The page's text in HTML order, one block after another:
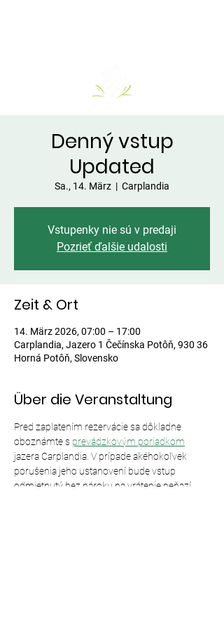
Denný vstup
Updated
Sa., 14. März
  |
Carplandia
Vstupenky nie sú v predaji
Pozrieť ďalšie udalosti
Zeit & Ort
14. März 2026, 07:00 – 17:00
Carplandia, Jazero 1 Čečínska Potôň, 930 36
Horná Potôň, Slovensko
Über die Veranstaltung
Pred zaplatením rezervácie sa dôkladne
oboznámte s prevádzkovým poriadkom
jazera Carplandia. V prípade akéhokoľvek
porušenia jeho ustanovení bude vstup
odmietnutý bez nároku na vrátenie peňazí.